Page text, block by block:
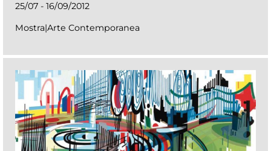
25/07 - 16/09/2012
Mostra|Arte Contemporanea